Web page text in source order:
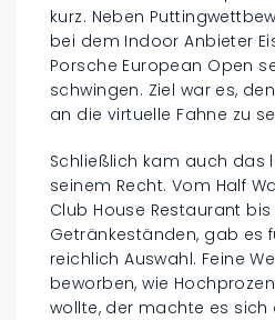
kurz. Neben
bei dem Indoor Anbieter
Porsche European Open
schwingen. Ziel war es,
an die virtuelle Fahne zu
Schließlich kam auch das
seinem Recht. Vom Half
Club House Restaurant
Getränkeständen, gab es
reichlich Auswahl. Feine
beworben, wie
wollte, der machte es sich